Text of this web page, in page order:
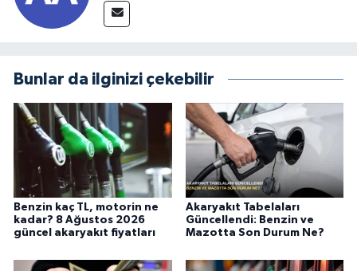
Bunlar da ilginizi çekebilir
Benzin kaç TL, motorin ne
kadar? 8 Ağustos 2026
güncel akaryakıt fiyatları
Akaryakıt Tabelaları
Güncellendi: Benzin ve
Mazotta Son Durum Ne?